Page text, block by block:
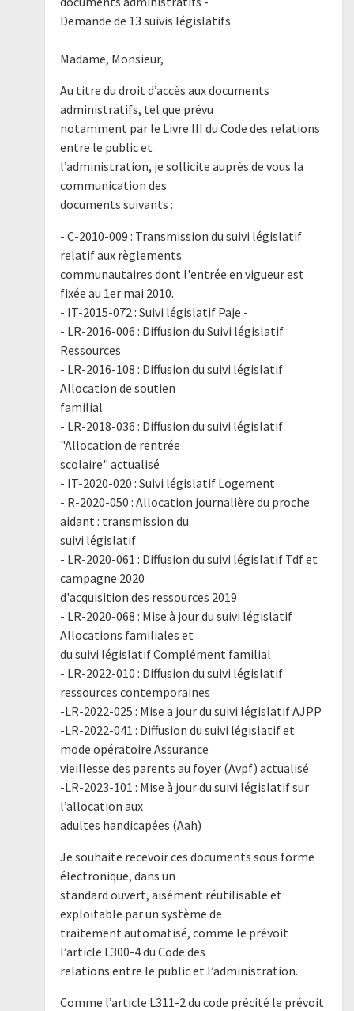
Demande de 13 suivis législatifs
Madame, Monsieur,
Au titre du droit d’accès aux documents
administratifs, tel que prévu
notamment par le Livre III du Code des relations
entre le public et
l’administration, je sollicite auprès de vous la
communication des
documents suivants :
- C-2010-009 : Transmission du suivi législatif
relatif aux règlements
communautaires dont l'entrée en vigueur est
fixée au 1er mai 2010.
- IT-2015-072 : Suivi législatif Paje -
- LR-2016-006 : Diffusion du Suivi législatif
Ressources
- LR-2016-108 : Diffusion du suivi législatif
Allocation de soutien
familial
- LR-2018-036 : Diffusion du suivi législatif
"Allocation de rentrée
scolaire" actualisé
- IT-2020-020 : Suivi législatif Logement
- R-2020-050 : Allocation journalière du proche
aidant : transmission du
suivi législatif
- LR-2020-061 : Diffusion du suivi législatif Tdf et
campagne 2020
d'acquisition des ressources 2019
- LR-2020-068 : Mise à jour du suivi législatif
Allocations familiales et
du suivi législatif Complément familial
- LR-2022-010 : Diffusion du suivi législatif
ressources contemporaines
-LR-2022-025 : Mise a jour du suivi législatif AJPP
-LR-2022-041 : Diffusion du suivi législatif et
mode opératoire Assurance
vieillesse des parents au foyer (Avpf) actualisé
-LR-2023-101 : Mise à jour du suivi législatif sur
l’allocation aux
adultes handicapées (Aah)
Je souhaite recevoir ces documents sous forme
électronique, dans un
standard ouvert, aisément réutilisable et
exploitable par un système de
traitement automatisé, comme le prévoit
l’article L300-4 du Code des
relations entre le public et l’administration.
Comme l’article L311-2 du code précité le prévoit